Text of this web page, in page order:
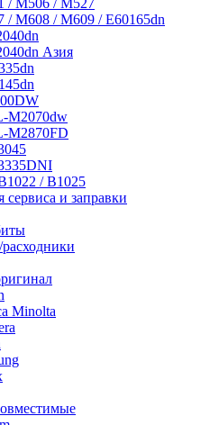
/ M608 / M609 / E60165dn
Азия
M2070dw
M2870FD
/ B1025
и заправки
Minolta